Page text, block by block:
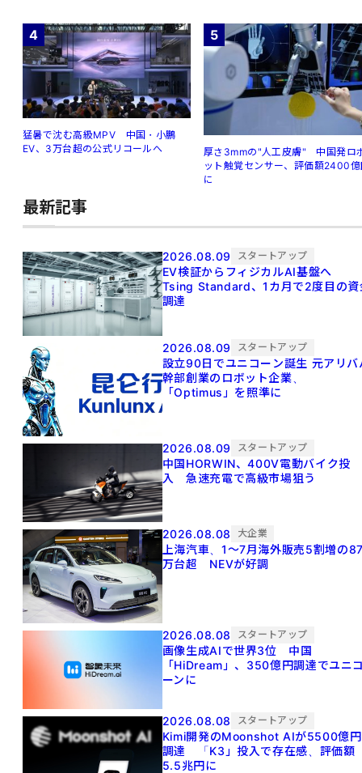
4
猛暑で沈む高級MPV 中国・小鵬
EV、3万台超の公式リコールへ
5
厚さ3mmの"人工皮膚" 中国発ロ
ット触覚センサー、評価額2400
に
最新記事
2026.08.09 スタートアップ
EV検証からフィジカルAI基盤へ
Tsing Standard、1カ月で2度目の資
調達
2026.08.09 スタートアップ
設立90日でユニコーン誕生 元アリババ
幹部創業のロボット企業、
「Optimus」を照準に
2026.08.09 スタートアップ
中国HORWIN、400V電動バイク投
入 急速充電で高級市場狙う
2026.08.08 大企業
上海汽車、1～7月海外販売5割増の
万台超 NEVが好調
2026.08.08 スタートアップ
画像生成AIで世界3位 中国
「HiDream」、350億円調達でユニ
ーンに
2026.08.08 スタートアップ
Kimi開発のMoonshot AIが5500億円
調達 「K3」投入で存在感、評価額
5.5兆円に